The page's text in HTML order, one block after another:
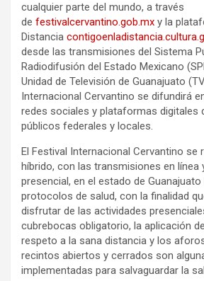
cualquier parte del mundo, a través
de festivalcervantino.gob.mx y la
Distancia contigoenladistancia.cultura.
desde las transmisiones del Sistema
Radiodifusión del Estado Mexicano
Unidad de Televisión de Guanajuato
Internacional Cervantino se difundirá
redes sociales y plataformas digitales
públicos federales y locales.
El Festival Internacional Cervantino
híbrido, con las transmisiones en línea
presencial, en el estado de
protocolos de salud, con la finalidad
disfrutar de las actividades
cubrebocas obligatorio, la aplicación
respeto a la sana distancia y los
recintos abiertos y cerrados son
implementadas para salvaguardar la